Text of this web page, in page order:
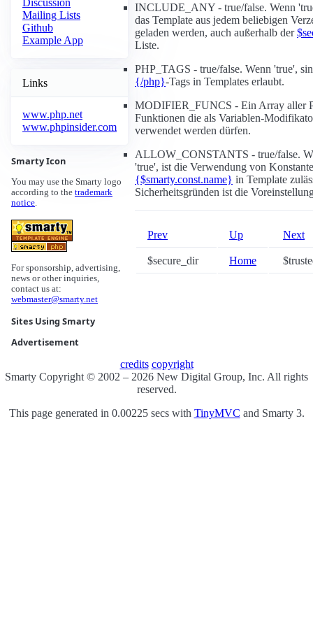
Discussion
Mailing Lists
Github
Example App
Links
www.php.net
www.phpinsider.com
Smarty Icon
You may use the Smarty logo
according to the trademark
notice.
For sponsorship, advertising,
news or other inquiries,
contact us at:
webmaster@smarty.net
Sites Using Smarty
Advertisement
INCLUDE_ANY - true/false. Wenn
das Template aus jedem beliebigen
geladen werden, auch außerhalb der
Liste.
PHP_TAGS - true/false. Wenn 'true',
{/php}-Tags in Templates erlaubt.
MODIFIER_FUNCS - Ein Array aller
Funktionen die als Variablen-
verwendet werden dürfen.
ALLOW_CONSTANTS - true/false.
'true', ist die Verwendung von
{$smarty.const.name} in Template
Sicherheitsgründen ist die
Prev Up Next
$secure_dir Home
credits copyright
Smarty Copyright © 2002 – 2026 New Digital Group, Inc. All rights
reserved.
This page generated in 0.00225 secs with TinyMVC and Smarty 3.